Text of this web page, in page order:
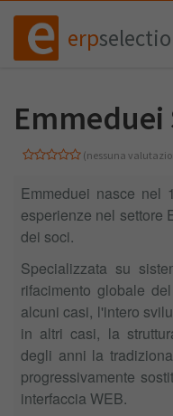
erp
Emmeduei
(nessuna
Emmeduei nasce nel
esperienze nel settore
dei soci.
Specializzata su
rifacimento globale
alcuni casi, l'intero
in altri casi, la
degli anni la
progressivamente
interfaccia WEB.